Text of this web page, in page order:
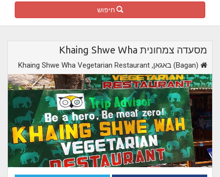
חיפוש
מסעדה צמחונית Khaing Shwe Wha
Khaing Shwe Wha Vegetarian Restaurant ,באגאן (Bagan)